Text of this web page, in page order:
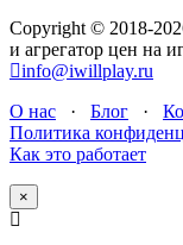
Copyright © 2018-
и агрегатор цен на
info@iwillplay.ru
О нас · Блог ·
Политика
Как это работает
×